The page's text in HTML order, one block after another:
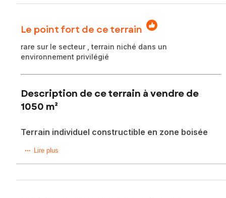
Le point fort de ce terrain
rare sur le secteur , terrain niché dans un
environnement privilégié
Description de ce terrain à vendre de
1050 m²
Terrain individuel constructible en zone boisée
Venez découvrir ce magnifique terrain constructible de
verdure , sa grande façade vous permettra de concevoir la
Lire plus